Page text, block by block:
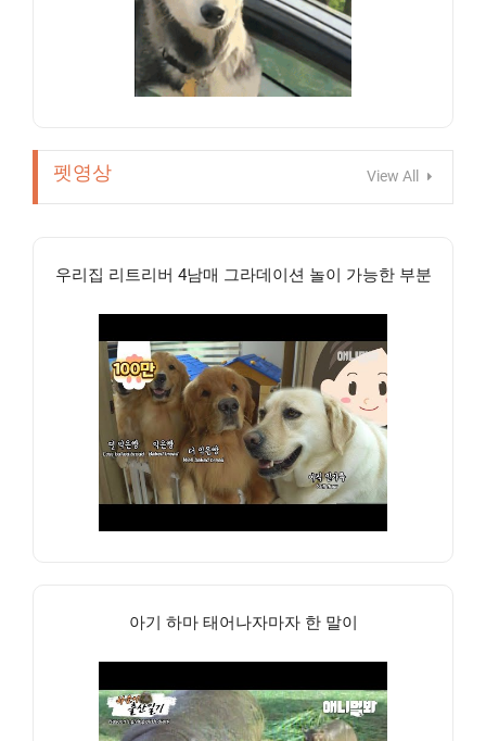
펫영상 View All
우리집 리트리버 4남매 그라데이션 놀이 가능한 부분
아기 하마 태어나자마자 한 말이